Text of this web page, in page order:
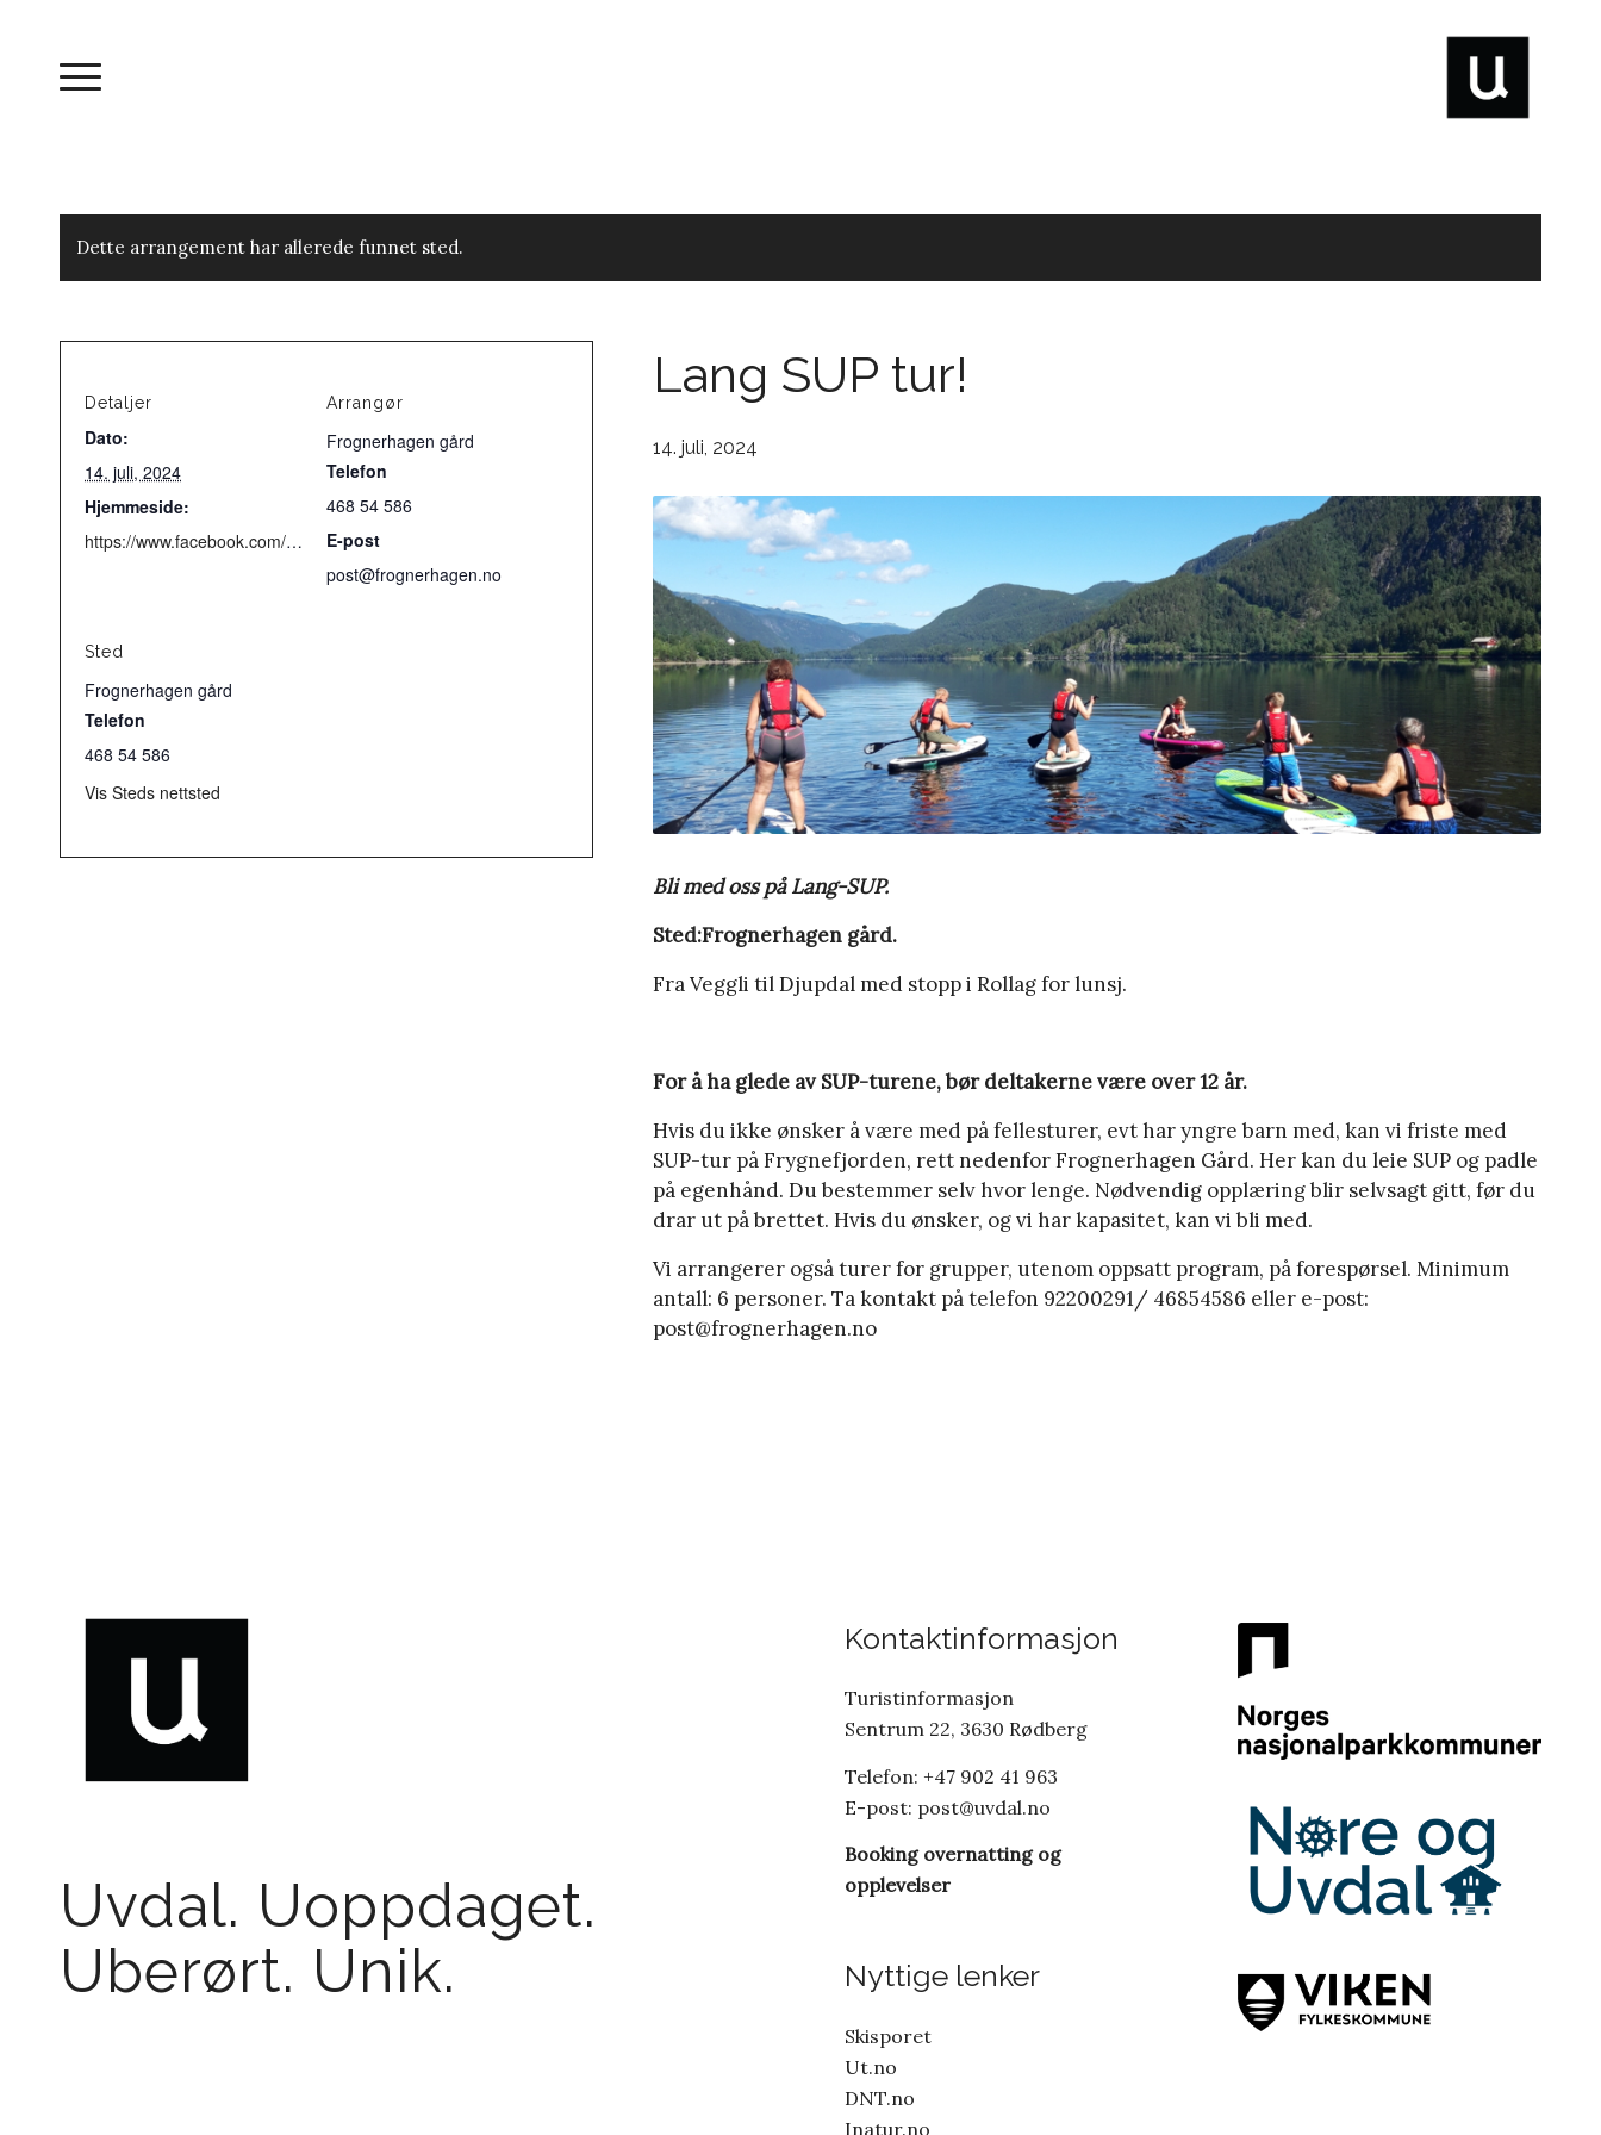
Dette arrangement har allerede funnet sted.
Lang SUP tur!
14. juli, 2024
Bli med oss på Lang-SUP.
Sted:Frognerhagen gård.
Fra Veggli til Djupdal med stopp i Rollag for lunsj.
For å ha glede av SUP-turene, bør deltakerne være over 12 år.
Hvis du ikke ønsker å være med på fellesturer, evt har yngre barn med, kan vi friste med
SUP-tur på Frygnefjorden, rett nedenfor Frognerhagen Gård. Her kan du leie SUP og padle
på egenhånd. Du bestemmer selv hvor lenge. Nødvendig opplæring blir selvsagt gitt, før du
drar ut på brettet. Hvis du ønsker, og vi har kapasitet, kan vi bli med.
Vi arrangerer også turer for grupper, utenom oppsatt program, på forespørsel. Minimum
antall: 6 personer. Ta kontakt på telefon 92200291/ 46854586 eller e-post:
post@frognerhagen.no
Detaljer
Dato:
14. juli, 2024
Hjemmeside:
https://www.facebook.com/frognerhagen
Arrangør
Frognerhagen gård
Telefon
468 54 586
E-post
post@frognerhagen.no
Sted
Frognerhagen gård
Telefon
468 54 586
Vis Steds nettsted
Uvdal. Uoppdaget.
Uberørt. Unik.
Kontaktinformasjon
Turistinformasjon
Sentrum 22, 3630 Rødberg
Telefon: +47 902 41 963
E-post: post@uvdal.no
Booking overnatting og
opplevelser
Nyttige lenker
Skisporet
Ut.no
DNT.no
Inatur.no